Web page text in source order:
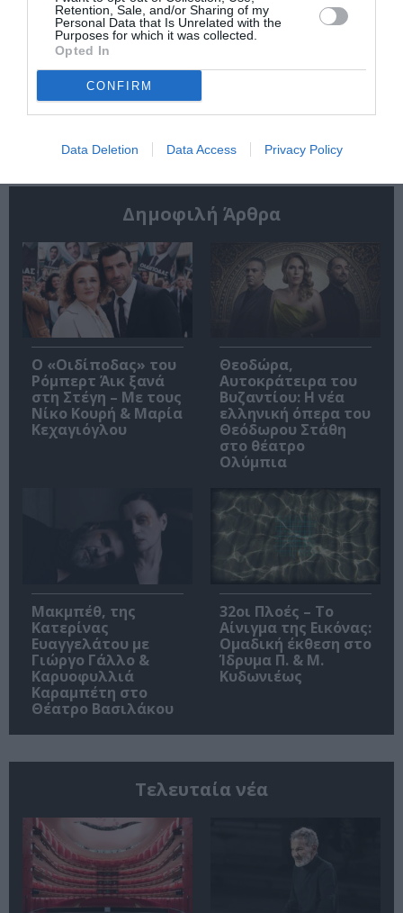
Retention, Sale, and/or Sharing of my
Personal Data that Is Unrelated with the
Purposes for which it was collected.
Opted In
CONFIRM
Data Deletion Data Access Privacy Policy
Μέτρημα: Η
Νατάσσα
Μποφίλιου στο
Αρχαίο Θέατρο Δίου
K-POP Fever και στη
Δημοφιλή Άρθρα
O «Οιδίποδας» του
Ρόμπερτ Άικ ξανά
στη Στέγη – Με τους
Νίκο Κουρή & Μαρία
Κεχαγιόγλου
Θεοδώρα,
Αυτοκράτειρα του
Βυζαντίου: Η νέα
ελληνική όπερα του
Θεόδωρου Στάθη
στο θέατρο
Ολύμπια
Μακμπέθ, της
Κατερίνας
Ευαγγελάτου με
Γιώργο Γάλλο &
Καρυοφυλλιά
Καραμπέτη στο
Θέατρο Βασιλάκου
32οι Πλοές – Το
Αίνιγμα της Εικόνας:
Ομαδική έκθεση στο
Ίδρυμα Π. & Μ.
Κυδωνιέως
Τελευταία νέα